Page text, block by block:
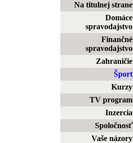
Na titulnej strane
Domáce
spravodajstvo
Finančné
spravodajstvo
Zahraničie
Šport
Kurzy
TV program
Inzercia
Spoločnosť
Vaše názory